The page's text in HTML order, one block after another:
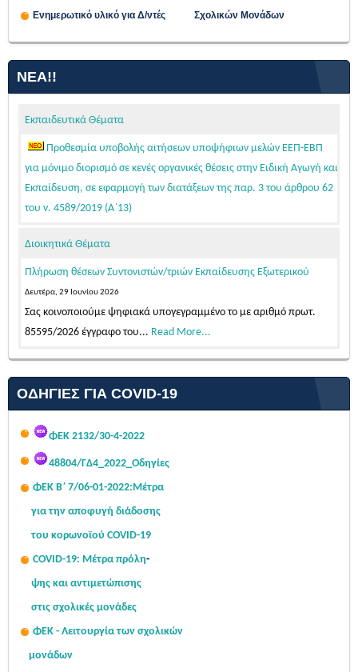
Ενημερωτικό υλικό για Δ/ντές Σχολικών Μονάδων
ΝΈΑ!!
Εκπαιδευτικά Θέματα
Σας ανακοινώνουμε, σύμφωνα με την αριθμ. 15/7-8-2026 Πράξη
Προθεσμία υποβολής αιτήσεων υποψήφιων μελών ΕΕΠ-ΕΒΠ
για μόνιμο διορισμό σε κενές οργανικές θέσεις στην Ειδική Αγωγή και
Εκπαίδευση, σε εφαρμογή των διατάξεων της παρ. 3 του άρθρου 62
του ν. 4589/2019 (Α΄13)
Κατόπιν της δημοσίευσης της 103542/Ε4/31-07-2026 (ΦΕΚ 39/τ.
ΑΣΕΠ/04-08-2026 – ΑΔΑ: Ψ58446ΝΚΠΔ-03Π)...Read More...
Διοικητικά Θέματα
ΤΟΠΟΘΕΤΗΣΕΙΣ ΑΠΟΣΠΑΣΜΕΝΩΝ ΜΕΛΩΝ ΕΕΠ-ΕΒΠ 2026-27
(ΠΥΣΕΕΠ ΑΤΤΙΚΗΣ)
Πέμπτη, 06 Αυγούστου 2026
αποσπασμένων μονίμων...
Πλήρωση θέσεων Συντονιστών/τριών Εκπαίδευσης Εξωτερικού
Δευτέρα, 29 Ιουνίου 2026
Σας κοινοποιούμε ψηφιακά υπογεγραμμένο το με αριθμό πρωτ.
85595/2026 έγγραφο του... Read More...
ΟΔΗΓΊΕΣ ΓΙΑ COVID-19
ΦΕΚ 2132/30-4-2022
48804/ΓΔ4_2022_Οδηγίες
ΦΕΚ Β΄ 7/06-01-2022:Μέτρα
για την αποφυγή διάδοσης
του κορωνοϊού COVID-19
COVID-19: Μέτρα πρόλη-
ψης και αντιμετώπισης
στις σχολικές μονάδες
ΦΕΚ - Λειτουργία των σχολικών
μονάδων